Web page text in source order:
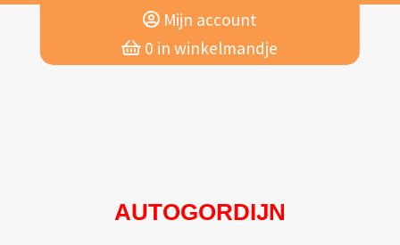
Mijn account
0 in winkelmandje
AUTOGORDIJN